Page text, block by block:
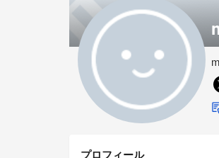
プロフィール